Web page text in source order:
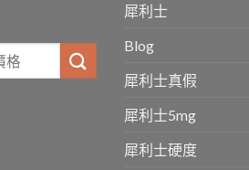
犀利士
Blog
犀利士真假
犀利士5mg
犀利士硬度